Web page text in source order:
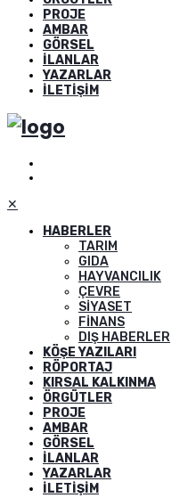
PROJE
AMBAR
GÖRSEL
İLANLAR
YAZARLAR
İLETIŞIM
✕
HABERLER
TARIM
GIDA
HAYVANCILIK
ÇEVRE
SIYASET
FINANS
DIŞ HABERLER
KÖŞE YAZILARI
RÖPORTAJ
KIRSAL KALKINMA
ÖRGÜTLER
PROJE
AMBAR
GÖRSEL
İLANLAR
YAZARLAR
İLETIŞIM